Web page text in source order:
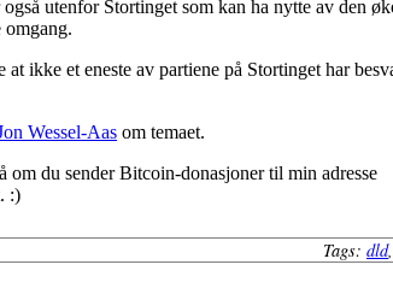
utenfor Stortinget som kan ha nytte av den
ikke et eneste av partiene på Stortinget har
Wessel-Aas om temaet.
du sender Bitcoin-donasjoner til min adresse
:)
Tags: dld,